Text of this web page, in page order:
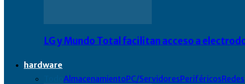
LG y Mundo Total facilitan acceso a
hardware
AlmacenamientoPC/ServidoresPeriféricosRedes